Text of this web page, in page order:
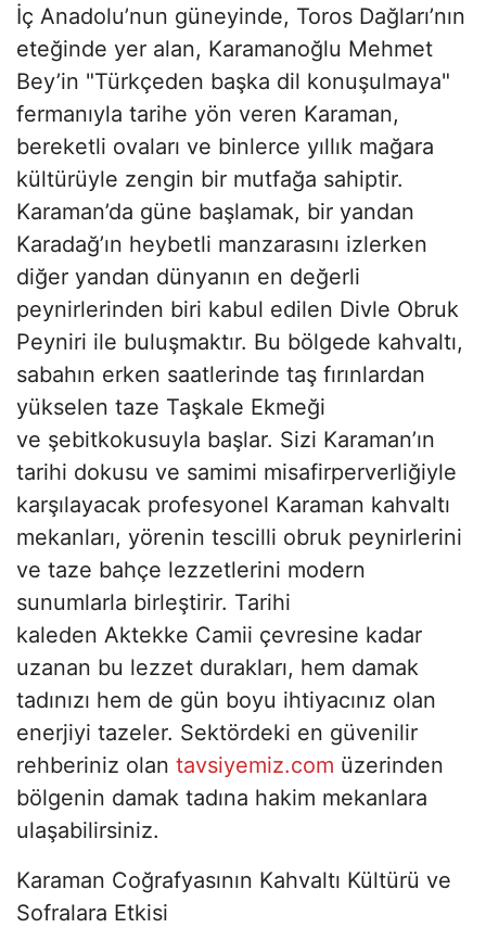
İç Anadolu’nun güneyinde, Toros Dağları’nın
eteğinde yer alan, Karamanoğlu Mehmet
Bey’in "Türkçeden başka dil konuşulmaya"
fermanıyla tarihe yön veren Karaman,
bereketli ovaları ve binlerce yıllık mağara
kültürüyle zengin bir mutfağa sahiptir.
Karaman’da güne başlamak, bir yandan
Karadağ’ın heybetli manzarasını izlerken
diğer yandan dünyanın en değerli
peynirlerinden biri kabul edilen Divle Obruk
Peyniri ile buluşmaktır. Bu bölgede kahvaltı,
sabahın erken saatlerinde taş fırınlardan
yükselen taze Taşkale Ekmeği
ve şebitkokusuyla başlar. Sizi Karaman’ın
tarihi dokusu ve samimi misafirperverliğiyle
karşılayacak profesyonel Karaman kahvaltı
mekanları, yörenin tescilli obruk peynirlerini
ve taze bahçe lezzetlerini modern
sunumlarla birleştirir. Tarihi
kaleden Aktekke Camii çevresine kadar
uzanan bu lezzet durakları, hem damak
tadınızı hem de gün boyu ihtiyacınız olan
enerjiyi tazeler. Sektördeki en güvenilir
rehberiniz olan tavsiyemiz.com üzerinden
bölgenin damak tadına hakim mekanlara
ulaşabilirsiniz.
Karaman Coğrafyasının Kahvaltı Kültürü ve
Sofralara Etkisi